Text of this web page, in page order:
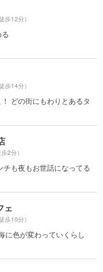
徒歩12分）
徒歩14分）
どの街にもわりとあるタ
歩2分）
も夜もお世話になってる
ェ
徒歩10分）
に色が変わっていくらし